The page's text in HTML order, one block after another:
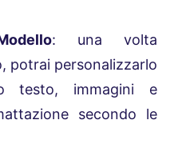
: una volta
potrai personalizzarlo
testo, immagini e
secondo le